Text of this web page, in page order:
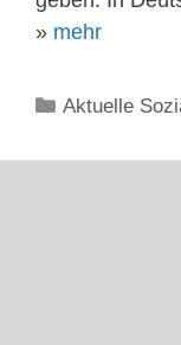
» mehr
Kategorien
Aktuelle